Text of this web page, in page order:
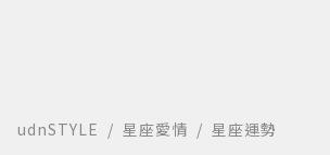
udnSTYLE 星座愛情 星座運勢